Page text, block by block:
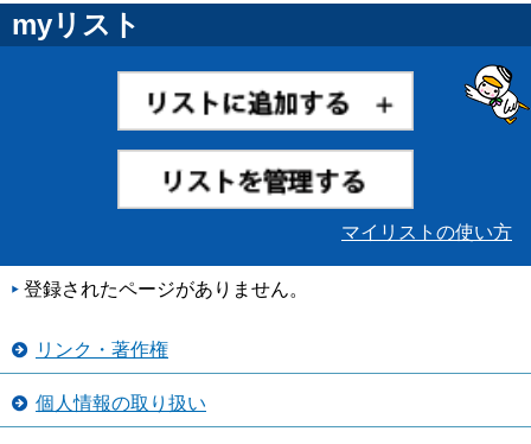
myリスト
マイリストの使い方
登録されたページがありません。
リンク・著作権
個人情報の取り扱い